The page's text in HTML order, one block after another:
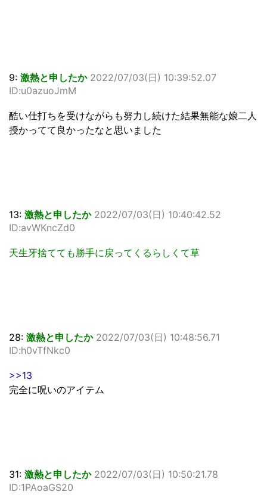
9: 激熱と申したか 2022/07/03(日) 10:39:52.07
ID:u0azuoJmM
酷い仕打ちを受けながらも努力し続けた結果無能な娘二人
授かってて良かったなと思いました
13: 激熱と申したか 2022/07/03(日) 10:40:42.52
ID:avWKncZd0
天生牙捨てても勝手に戻ってくるらしくて草
28: 激熱と申したか 2022/07/03(日) 10:48:56.71
ID:h0vTfNkc0
>>13
完全に呪いのアイテム
31: 激熱と申したか 2022/07/03(日) 10:50:21.78
ID:1PAoaGS20